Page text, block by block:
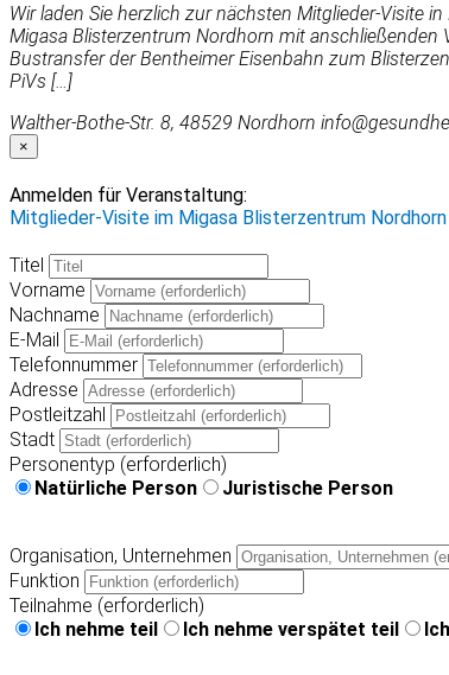
Wir laden Sie herzlich zur nächsten Mitglieder-Visite
Migasa Blisterzentrum Nordhorn mit
Bustransfer der Bentheimer Eisenbahn zum
PiVs […]
Walther-Bothe-Str. 8, 48529 Nordhorn
×
Anmelden für Veranstaltung:
Mitglieder-Visite im Migasa Blisterzentrum Nordhorn
Titel
Vorname
Nachname
E-Mail
Telefonnummer
Adresse
Postleitzahl
Stadt
Personentyp (erforderlich)
Natürliche Person
Juristische Person
Organisation, Unternehmen
Funktion
Teilnahme (erforderlich)
Ich nehme teil
Ich nehme verspätet teil